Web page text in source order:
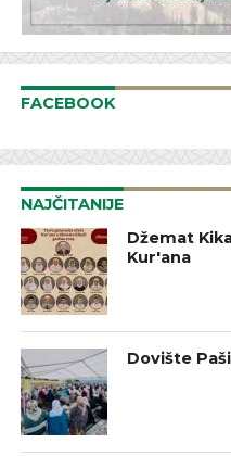
FACEBOOK
NAJČITANIJE
Džemat
Kur'ana
Dovište